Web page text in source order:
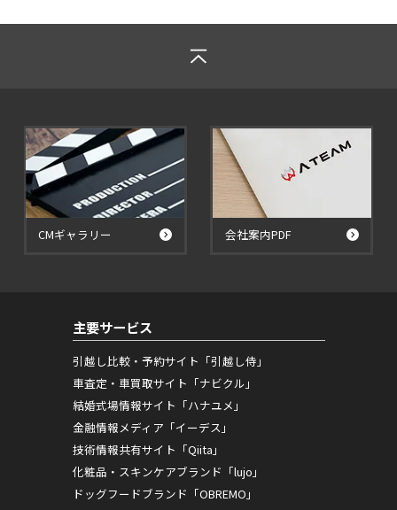
CMギャラリー 会社案内PDF
主要サービス
引越し比較・予約サイト「引越し侍」
車査定・車買取サイト「ナビクル」
結婚式場情報サイト「ハナユメ」
金融情報メディア「イーデス」
技術情報共有サイト「Qiita」
化粧品・スキンケアブランド「lujo」
ドッグフードブランド「OBREMO」